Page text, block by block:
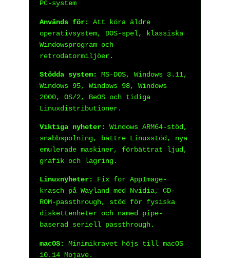
PC-system
Används för:
Att köra äldre
operativsystem, DOS-spel, klassiska
Windowsprogram och
retrodatormiljöer.
Stödda system:
MS-DOS, Windows 3.11,
Windows 95, Windows 98, Windows
2000, OS/2, BeOS och tidiga
Linuxdistributioner.
Viktiga nyheter:
Windows ARM64-stöd,
snabbspolning, bättre Linuxstöd, nya
emulerade maskiner, förbättrat ljud,
grafik och lagring.
Linuxnyheter:
Fix för AppImage-
krasch på Wayland med Nvidia, CD-
ROM-passthrough, stöd för fysiska
diskettenheter och named pipe-
baserad seriell passthrough.
macOS:
Minimikravet höjs till macOS
10.14 Mojave.